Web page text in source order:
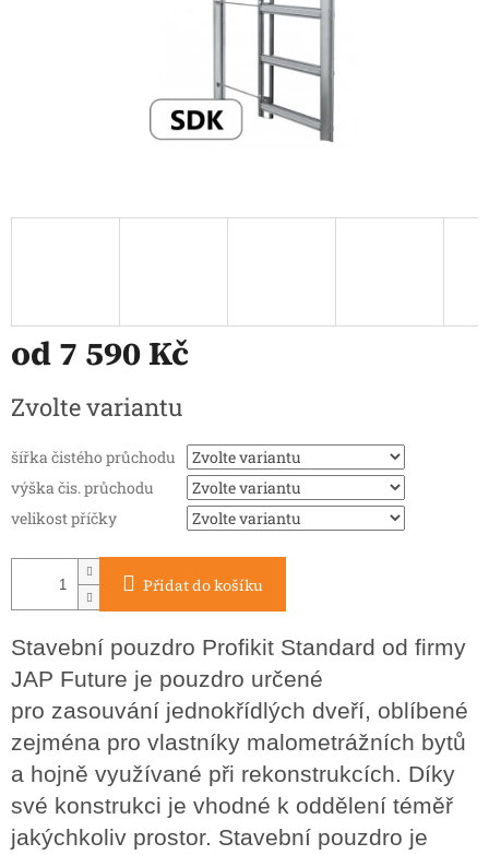
od7 590 Kč
cena:
Zvolte variantu
šířka čistého průchodu
výška čis. průchodu
velikost příčky
Přidat do košíku
Stavební pouzdro Profikit Standard od firmy
JAP Future je pouzdro určené
pro zasouvání jednokřídlých dveří, oblíbené
zejména pro vlastníky malometrážních bytů
a hojně využívané při rekonstrukcích. Díky
své konstrukci je vhodné k oddělení téměř
jakýchkoliv prostor. Stavební pouzdro je